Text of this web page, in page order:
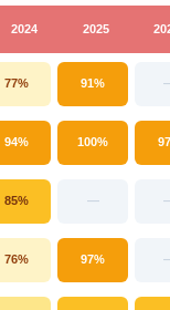
2024 2025
77% 91%
94% 100%
85% —
76% 97%